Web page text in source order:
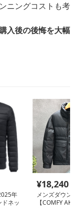
ニングコストも考
入後の後悔を大幅
年
ネッ
¥18,240
メンズダウ
【COMFY